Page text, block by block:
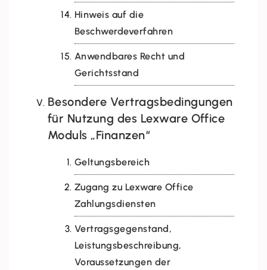
Hinweis auf die
Beschwerdeverfahren
Anwendbares Recht und
Gerichtsstand
Besondere Vertragsbedingungen
für Nutzung des Lexware Office
Moduls „Finanzen“
Geltungsbereich
Zugang zu Lexware Office
Zahlungsdiensten
Vertragsgegenstand,
Leistungsbeschreibung,
Voraussetzungen der